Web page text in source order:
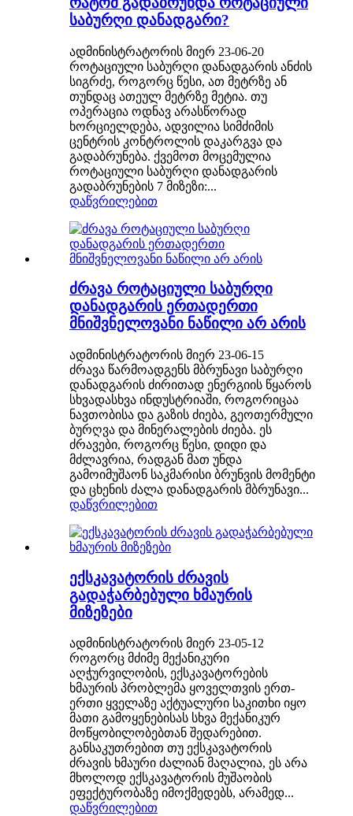
საბურღი დანადგარი?
ადმინისტრატორის მიერ 23-06-20
როტაციული საბურღი დანადგარის ანძის
სიგრძე, როგორც წესი, ათ მეტრზე ან
თუნდაც ათეულ მეტრზე მეტია. თუ
ოპერაცია ოდნავ არასწორად
ხორციელდება, ადვილია სიმძიმის
ცენტრის კონტროლის დაკარგვა და
გადაბრუნება. ქვემოთ მოცემულია
როტაციული საბურღი დანადგარის
გადაბრუნების 7 მიზეზი:...
დაწვრილებით
ძრავა როტაციული საბურღი
დანადგარის ერთადერთი
მნიშვნელოვანი ნაწილი არ არის
ადმინისტრატორის მიერ 23-06-15
ძრავა წარმოადგენს მბრუნავი საბურღი
დანადგარის ძირითად ენერგიის წყაროს
სხვადასხვა ინდუსტრიაში, როგორიცაა
ნავთობისა და გაზის ძიება, გეოთერმული
ბურღვა და მინერალების ძიება. ეს
ძრავები, როგორც წესი, დიდი და
მძლავრია, რადგან მათ უნდა
გამოიმუშაონ საკმარისი ბრუნვის მომენტი
და ცხენის ძალა დანადგარის მბრუნავი...
დაწვრილებით
ექსკავატორის ძრავის
გადაჭარბებული ხმაურის
მიზეზები
ადმინისტრატორის მიერ 23-05-12
როგორც მძიმე მექანიკური
აღჭურვილობის, ექსკავატორების
ხმაურის პრობლემა ყოველთვის ერთ-
ერთი ყველაზე აქტუალური საკითხი იყო
მათი გამოყენებისას სხვა მექანიკურ
მოწყობილობებთან შედარებით.
განსაკუთრებით თუ ექსკავატორის
ძრავის ხმაური ძალიან მაღალია, ეს არა
მხოლოდ ექსკავატორის მუშაობის
ეფექტურობაზე იმოქმედებს, არამედ...
დაწვრილებით